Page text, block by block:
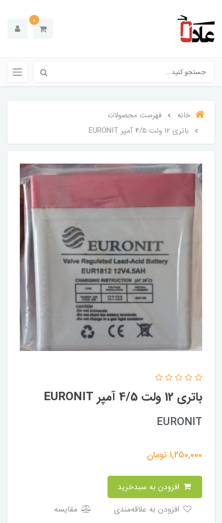
0
خانه
فهرست محصولات
باتری 12 ولت 4/5 آمپر EURONIT
باتری 12 ولت 4/5 آمپر EURONIT
EURONIT
1,250,000تومان
مقایسه